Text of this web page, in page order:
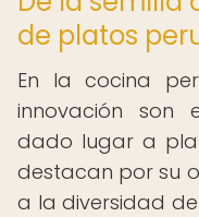
de platos
En la cocina
innovación son
dado lugar a
destacan por su
a la diversidad